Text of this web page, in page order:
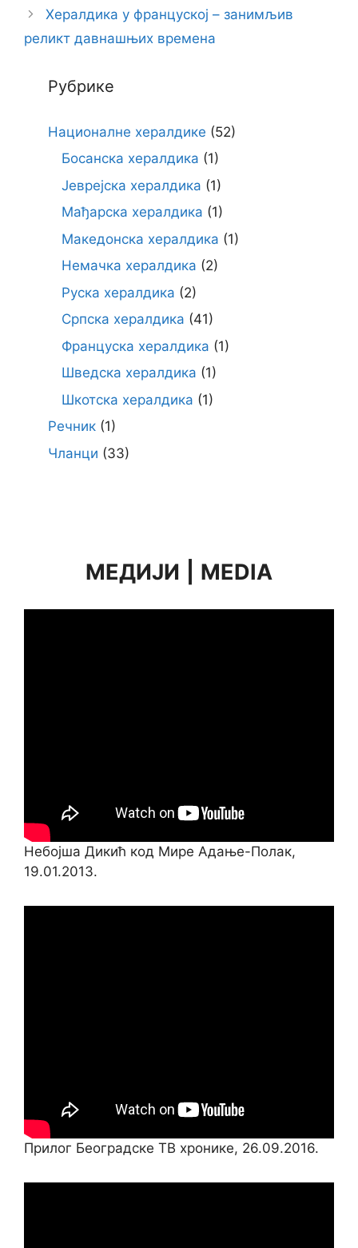
Хералдика у француској – занимљив
реликт давнашњих времена
Рубрике
Националне хералдике (52)
Босанска хералдика (1)
Јеврејска хералдика (1)
Мађарска хералдика (1)
Македонска хералдика (1)
Немачка хералдика (2)
Руска хералдика (2)
Српска хералдика (41)
Француска хералдика (1)
Шведска хералдика (1)
Шкотска хералдика (1)
Речник (1)
Чланци (33)
МЕДИЈИ MEDIA
Небојша Дикић код Мире Адање-Полак,
19.01.2013.
Прилог Београдске ТВ хронике, 26.09.2016.